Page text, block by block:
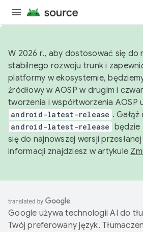
W 2026 r., aby dostosować się do
stabilnego rozwoju trunk i
platformy w ekosystemie,
źródłowy w AOSP w drugim i
tworzenia i współtworzenia AOSP
android-latest-release .
android-latest-release będzie
się do najnowszej wersji
informacji znajdziesz w artykule
Google używa technologii AI do
Twój preferowany język.